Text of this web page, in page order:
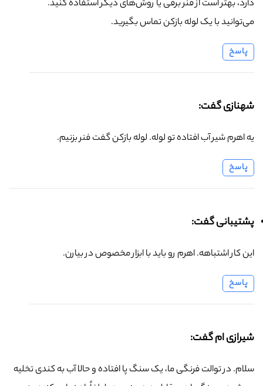
دارد، بهتر است از فنر برقی یا روش‌های دیگر استفاده کنید.
می‌توانید با یک لوله بازکن تماس بگیرید.
پاسخ
شهنازی گفت:
یه اهرم شیر آب افتاده تو لوله. لوله بازکن گفت فنر بزنیم.
پاسخ
پشتیبانی گفت:
این کار اشتباهه. اهرم رو باید با ابزار مخصوص در بیارن.
پاسخ
شیرازی ام گفت:
سلام. در توالت فرنگی ما، یک سنگ پا افتاده و حالا آب به کندی تخلیه